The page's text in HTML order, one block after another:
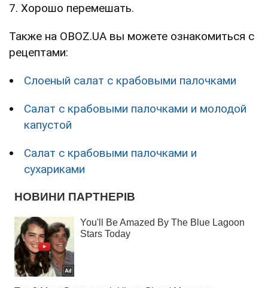
7. Хорошо перемешать.
Также на OBOZ.UA вы можете ознакомиться с
рецептами:
Слоеный салат с крабовыми палочками
Салат с крабовыми палочками и молодой
капустой
Салат с крабовыми палочками и
сухариками